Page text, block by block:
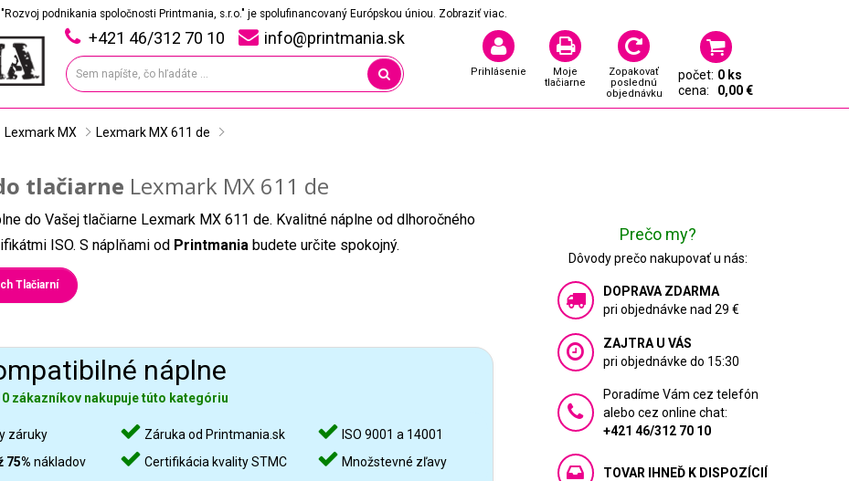
"Rozvoj podnikania spoločnosti Printmania, s.r.o." je spolufinancovaný Európskou úniou. Zobraziť viac.
+421 46/312 70 10 info@printmania.sk
Prihlásenie
Moje
tlačiarne
Zopakovať
poslednú
objednávku
počet: 0 ks
cena:
0,00 €
Lexmark MX Lexmark MX 611 de
tlačiarne Lexmark MX 611 de
do Vašej tlačiarne Lexmark MX 611 de. Kvalitné náplne od dlhoročného
ISO. S náplňami od Printmania budete určite spokojný.
Tlačiarní
náplne
zákazníkov nakupuje túto kategóriu
záruky
75% nákladov
Záruka od Printmania.sk
Certifikácia kvality STMC
ISO 9001 a 14001
Množstevné zľavy
Prečo my?
Dôvody prečo nakupovať u nás:
DOPRAVA ZDARMA
pri objednávke nad 29 €
ZAJTRA U VÁS
pri objednávke do 15:30
Poradíme Vám cez telefón
alebo cez online chat:
+421 46/312 70 10
TOVAR IHNEĎ K DISPOZÍCIÍ